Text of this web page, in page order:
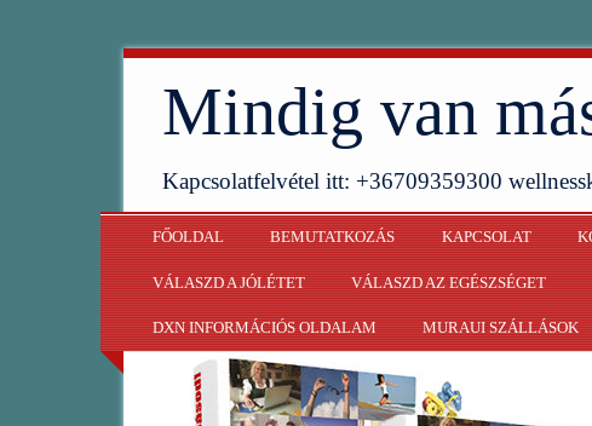
Mindig van
Kapcsolatfelvétel itt: +36709359300
FŐOLDAL BEMUTATKOZÁS KAPCSOLAT
VÁLASZD A JÓLÉTET VÁLASZD AZ EGÉSZSÉGET
DXN INFORMÁCIÓS OLDALAM MURAUI SZÁLLÁSOK